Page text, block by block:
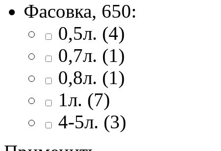
Фасовка, 650:
0,5л. (4)
0,7л. (1)
0,8л. (1)
1л. (7)
4-5л. (3)